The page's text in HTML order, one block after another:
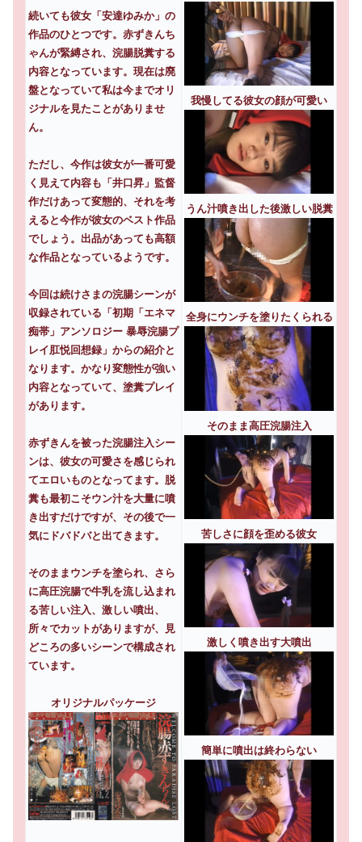
続いても彼女「安達ゆみか」の
作品のひとつです。赤ずきんち
ゃんが緊縛され、浣腸脱糞する
内容となっています。現在は廃
盤となっていて私は今までオリ
ジナルを見たことがありませ
ん。
ただし、今作は彼女が一番可愛
く見えて内容も「井口昇」監督
作だけあって変態的、それを考
えると今作が彼女のベスト作品
でしょう。出品があっても高額
な作品となっているようです。
今回は続けさまの浣腸シーンが
収録されている「初期「エネマ
痴帯」アンソロジー 暴辱浣腸プ
レイ肛悦回想録」からの紹介と
なります。かなり変態性が強い
内容となっていて、塗糞プレイ
があります。
赤ずきんを被った浣腸注入シー
ンは、彼女の可愛さを感じられ
てエロいものとなってます。脱
糞も最初こそウン汁を大量に噴
き出すだけですが、その後で一
気にドバドバと出てきます。
そのままウンチを塗られ、さら
に高圧浣腸で牛乳を流し込まれ
る苦しい注入、激しい噴出、
所々でカットがありますが、見
どころの多いシーンで構成され
ています。
オリジナルパッケージ
我慢してる彼女の顔が可愛い
うん汁噴き出した後激しい脱糞
全身にウンチを塗りたくられる
そのまま高圧浣腸注入
苦しさに顔を歪める彼女
激しく噴き出す大噴出
簡単に噴出は終わらない